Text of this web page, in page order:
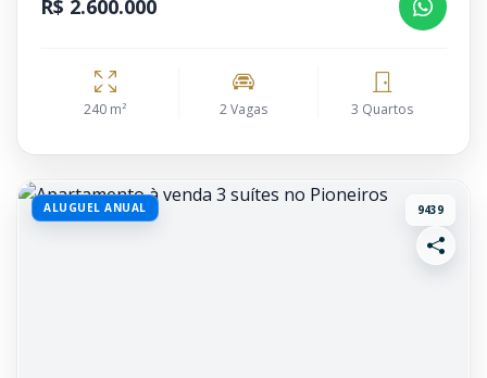
R$ 2.600.000
240 m² 2 Vagas 3 Quartos
ALUGUEL ANUAL 9439